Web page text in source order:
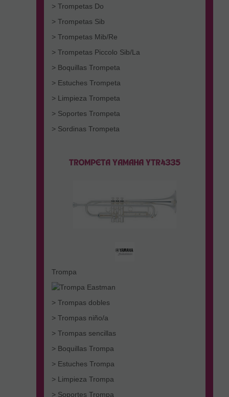
> Trompetas Do
> Trompetas Sib
> Trompetas Mib/Re
> Trompetas Piccolo Sib/La
> Boquillas Trompeta
> Estuches Trompeta
> Limpieza Trompeta
> Soportes Trompeta
> Sordinas Trompeta
Trompa
> Trompas dobles
> Trompas niño/a
> Trompas sencillas
> Boquillas Trompa
> Estuches Trompa
> Limpieza Trompa
> Soportes Trompa